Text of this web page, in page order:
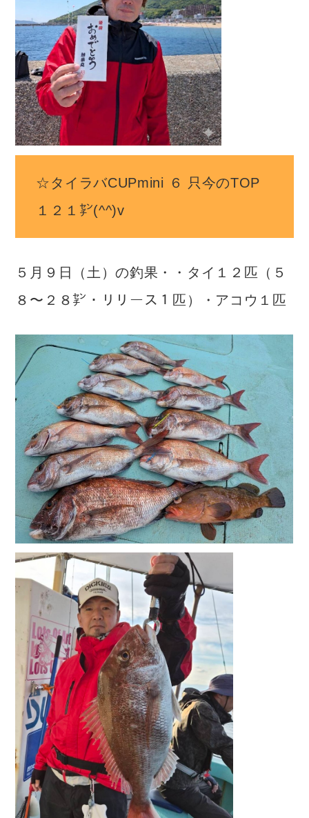
☆タイラバCUPmini ６ 只今のTOP
１２１㌢(^^)v
５月９日（土）の釣果・・タイ１２匹（５
８〜２８㌢・リリース１匹）・アコウ１匹